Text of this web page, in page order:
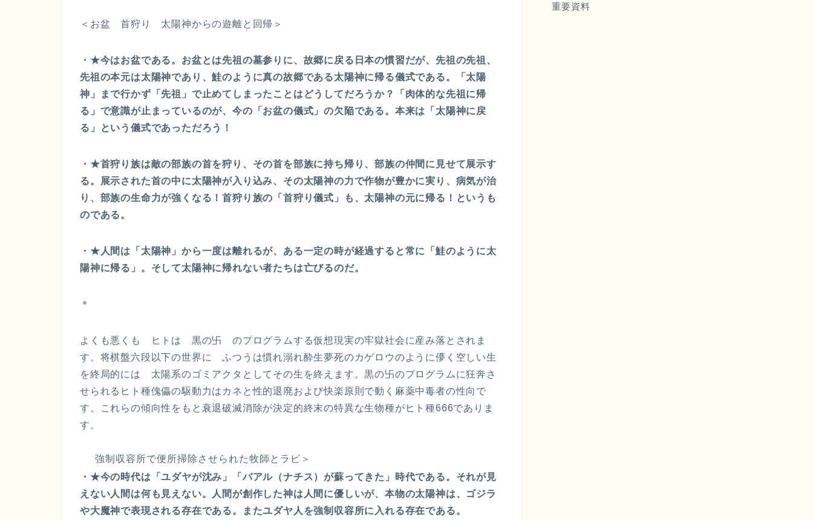
＜お盆 首狩り 太陽神からの遊離と回帰＞
・★今はお盆である。お盆とは先祖の墓参りに、故郷に戻る日本の慣習だが、先祖の先祖、
先祖の本元は太陽神であり、鮭のように真の故郷である太陽神に帰る儀式である。「太陽
神」まで行かず「先祖」で止めてしまったことはどうしてだろうか？「肉体的な先祖に帰
る」で意識が止まっているのが、今の「お盆の儀式」の欠陥である。本来は「太陽神に戻
る」という儀式であっただろう！
・★首狩り族は敵の部族の首を狩り、その首を部族に持ち帰り、部族の仲間に見せて展示す
る。展示された首の中に太陽神が入り込み、その太陽神の力で作物が豊かに実り、病気が治
り、部族の生命力が強くなる！首狩り族の「首狩り儀式」も、太陽神の元に帰る！というも
のである。
・★人間は「太陽神」から一度は離れるが、ある一定の時が経過すると常に「鮭のように太
陽神に帰る」。そして太陽神に帰れない者たちは亡びるのだ。
＊
よくも悪くも ヒトは 黒の卐 のプログラムする仮想現実の牢獄社会に産み落とされま
す。将棋盤六段以下の世界に ふつうは慣れ溺れ酔生夢死のカゲロウのように儚く空しい生
を終局的には 太陽系のゴミアクタとしてその生を終えます。黒の卐のプログラムに狂奔さ
せられるヒト種傀儡の駆動力はカネと性的退廃および快楽原則で動く麻薬中毒者の性向で
す。これらの傾向性をもと衰退破滅消除が決定的終末の特異な生物種がヒト種666でありま
す。
強制収容所で便所掃除させられた牧師とラビ＞
・★今の時代は「ユダヤが沈み」「バアル（ナチス）が蘇ってきた」時代である。それが見
えない人間は何も見えない。人間が創作した神は人間に優しいが、本物の太陽神は、ゴジラ
や大魔神で表現される存在である。またユダヤ人を強制収容所に入れる存在である。
重要資料